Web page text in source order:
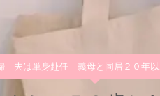
夫は単身赴任 義母と同居２０年